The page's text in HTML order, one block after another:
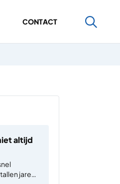
CONTACT
altijd
jaren.